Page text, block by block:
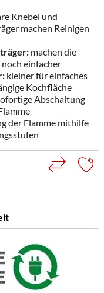
Knebel und
machen Reinigen
machen die
einfacher
kleiner für einfaches
Kochfläche
Abschaltung
der Flamme mithilfe